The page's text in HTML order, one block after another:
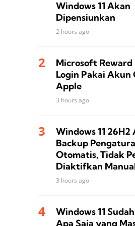
Windows 11 Akan
Dipensiunkan
2 hours ago
Microsoft Reward
Login Pakai Akun
Apple
3 hours ago
Windows 11 26H2
Backup
Otomatis, Tidak
Diaktifkan
3 hours ago
Windows 11
Apa Saja yang